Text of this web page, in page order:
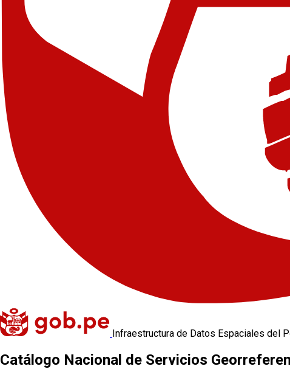
Infraestructura de Datos Espaciales del
Catálogo Nacional de Servicios